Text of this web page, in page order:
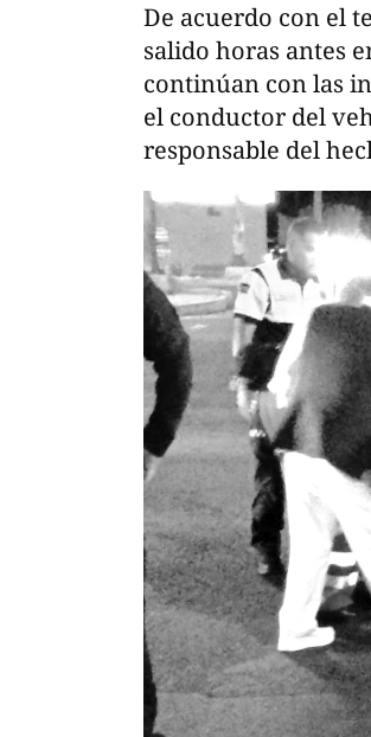
De acuerdo con el
salido horas antes
continúan con las
el conductor del
responsable del